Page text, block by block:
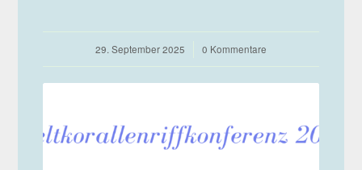
29. September 2025
/ 0 Kommentare